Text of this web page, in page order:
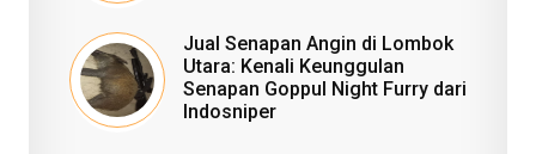
Jual Senapan Angin di Lombok
Utara: Kenali Keunggulan
Senapan Goppul Night Furry dari
Indosniper